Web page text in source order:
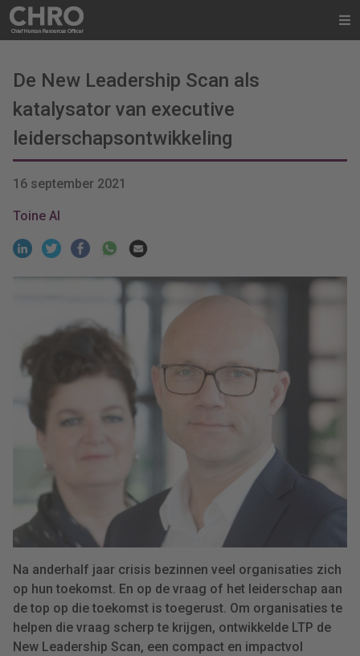
De New Leadership Scan als
katalysator van executive
leiderschapsontwikkeling
16 september 2021
Toine Al
Na anderhalf jaar crisis bezinnen veel organisaties zich
op hun toekomst. En op de vraag of het leiderschap aan
de top op die toekomst is toegerust. Om organisaties te
helpen die vraag scherp te krijgen, ontwikkelde LTP de
New Leadership Scan, een compact en impactvol